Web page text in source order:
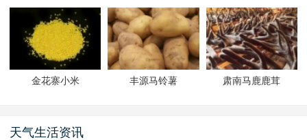
金花寨小米 丰源马铃薯 肃南马鹿鹿茸
天气生活资讯